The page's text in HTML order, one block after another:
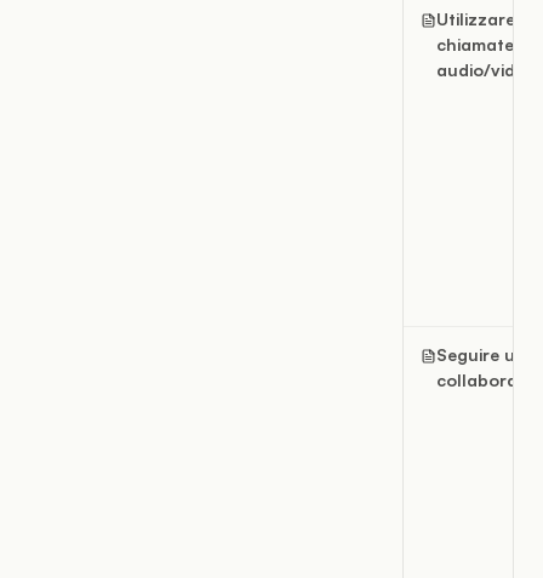
Utilizzare le
chiamate
audio/video
Seguire un